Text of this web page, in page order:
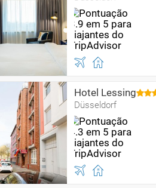
Hotel Lessing
Düsseldorf